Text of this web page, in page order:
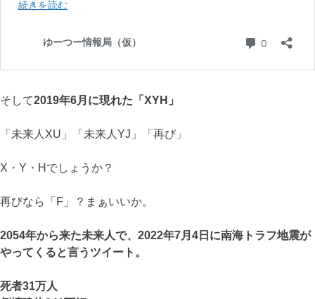
そして2019年6月に現れた「XYH」
「未来人XU」「未来人YJ」「再び」
X・Y・Hでしょうか？
再びなら「F」？まぁいいか。
2054年から来た未来人で、2022年7月4日に南海トラフ地震が
やってくると言うツイート。
死者31万人